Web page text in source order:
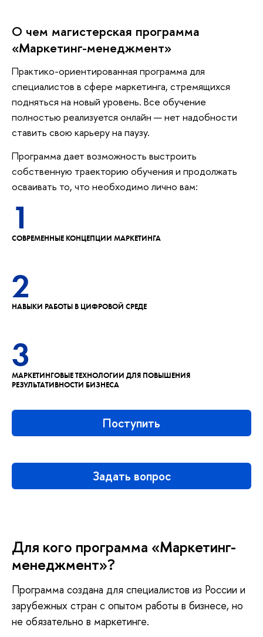
О чем магистерская программа
«Маркетинг-менеджмент»
Практико-ориентированная программа для
специалистов в сфере маркетинга, стремящихся
подняться на новый уровень. Все обучение
полностью реализуется онлайн — нет надобности
ставить свою карьеру на паузу.
Программа дает возможность выстроить
собственную траекторию обучения и продолжать
осваивать то, что необходимо лично вам:
1
СОВРЕМЕННЫЕ КОНЦЕПЦИИ МАРКЕТИНГА
2
НАВЫКИ РАБОТЫ В ЦИФРОВОЙ СРЕДЕ
3
МАРКЕТИНГОВЫЕ ТЕХНОЛОГИИ ДЛЯ ПОВЫШЕНИЯ
РЕЗУЛЬТАТИВНОСТИ БИЗНЕСА
Поступить
Задать вопрос
Для кого программа «Маркетинг-
менеджмент»?
Программа создана для специалистов из России и
зарубежных стран с опытом работы в бизнесе, но
не обязательно в маркетинге.